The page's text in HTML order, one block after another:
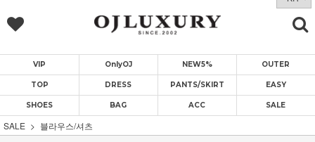
VIP OnlyOJ NEW5% OUTER
TOP DRESS PANTS/SKIRT EASY
SHOES BAG ACC SALE
SALE 블라우스/셔츠